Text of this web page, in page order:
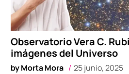
Observatorio Vera C.
imágenes del Universo
byMorta Mora 25 junio, 2025